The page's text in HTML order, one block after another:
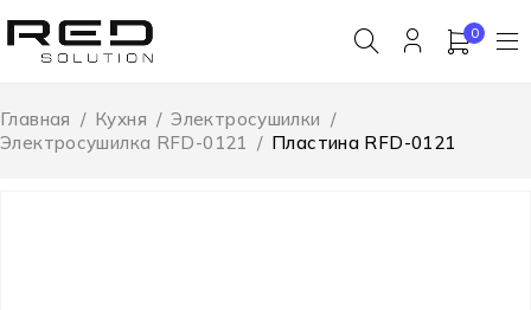
0
Главная / Кухня / Электросушилки /
Электросушилка RFD-0121 / Пластина RFD-0121